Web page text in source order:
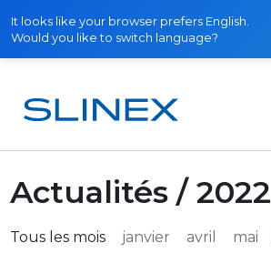
It looks like your browser prefers English.
Would you like to switch language?
Accueil Actualités
Actualités / 2022
Tous les mois janvier avril mai